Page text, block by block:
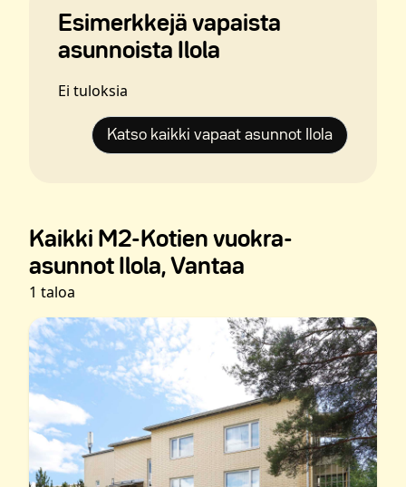
Esimerkkejä vapaista
asunnoista Ilola
Ei tuloksia
Katso kaikki vapaat asunnot Ilola
Kaikki M2-Kotien vuokra-
asunnot Ilola, Vantaa
1 taloa